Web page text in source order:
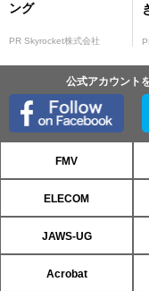
ング
PR Skyrocket株式会社
公式アカウント
FMV
ELECOM
JAWS-UG
Acrobat